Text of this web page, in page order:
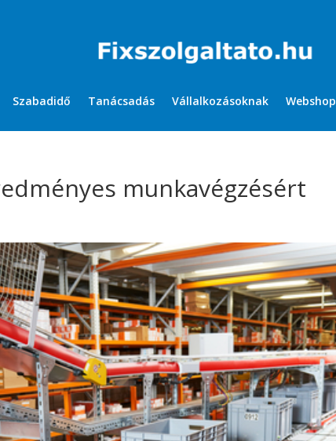
Szabadidő Tanácsadás Vállalkozásoknak Webshop
munkavégzésért